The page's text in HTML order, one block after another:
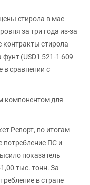
стирола в мае
за три года из-за
контракты стирола
(USD1 521-1 609
в сравнении с
компонентом для
Репорт, по итогам
потребление ПС и
показатель
тыс. тонн. За
в стране